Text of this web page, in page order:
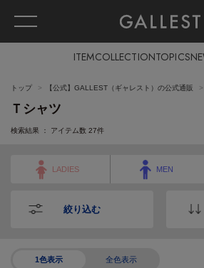
ITEMCOLLECTIONTOPICS
トップ 【公式】GALLEST（ギャレスト）の公式通販
Ｔシャツ
検索結果 ： アイテム数 27件
LADIES MEN
絞り込む
1色表示 全色表示